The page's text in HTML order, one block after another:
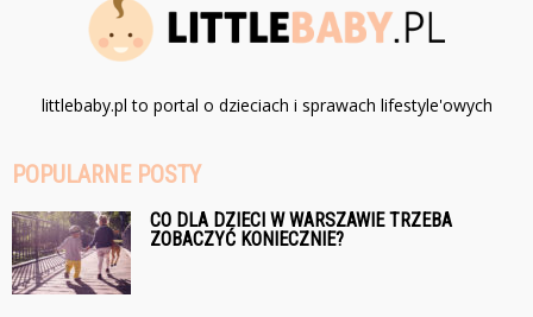
littlebaby.pl to portal o dzieciach i sprawach lifestyle'owych
POPULARNE POSTY
CO DLA DZIECI W WARSZAWIE TRZEBA
ZOBACZYĆ KONIECZNIE?